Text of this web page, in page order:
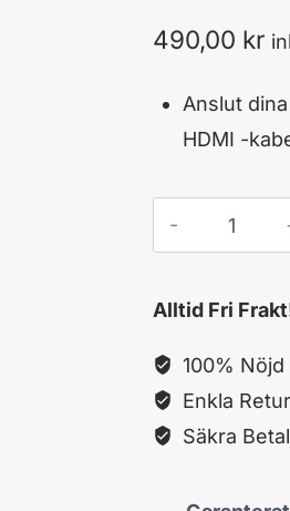
490,00 kr
Anslut
HDMI -
NORDSAT
HDMI-
20m,
ver
1,4
mängd
Alltid Fri
100%
Enkla
Säkra